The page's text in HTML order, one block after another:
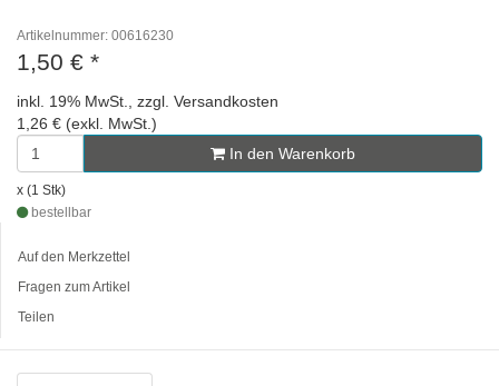
Artikelnummer: 00616230
1,50 € *
inkl. 19% MwSt., zzgl. Versandkosten
1,26 € (exkl. MwSt.)
In den Warenkorb
x (1 Stk)
bestellbar
Auf den Merkzettel
Fragen zum Artikel
Teilen